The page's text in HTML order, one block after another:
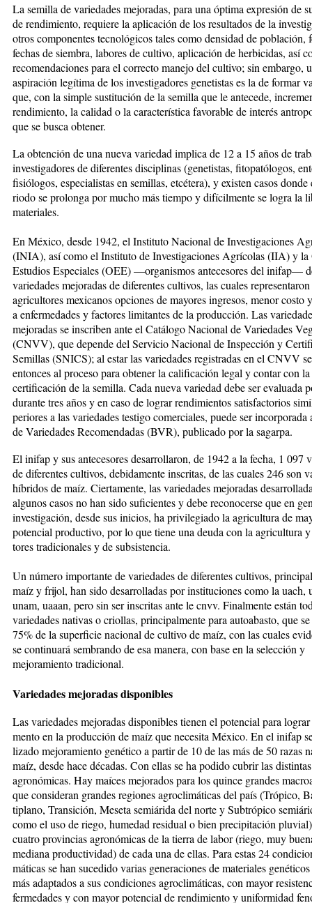
La semilla de variedades mejoradas, para una óptima ex­pre­sión de
de rendimiento, requiere la apli­cación de los resultados de la
otros com­­po­nen­tes tecnológicos tales como densidad de población,
fechas de siembra, labores de cultivo, apli­­ca­ción de herbicidas, así
recomendaciones para el co­rrec­to manejo del cultivo; sin embargo,
aspiración legítima de los investigadores genetistas es la de formar
que, con la simple sustitución de la semilla que le antecede,
rendimiento, la calidad o la carac­terística favorable de interés
que se busca obtener.
La obtención de una nueva variedad implica de 12 a 15 años de
investigadores de dife­ren­tes disciplinas (genetistas, fitopatólogos,
fisiólogos, espe­cia­listas en semillas, etcétera), y existen casos
riodo se prolonga por mucho más tiempo y difícilmente se logra la
materiales.
En México, desde 1942, el Instituto Nacional de Investi­gaciones
(INIA), así como el Instituto de Investiga­ciones Agrícolas (IIA) y la
Estudios Especiales (OEE) —organismos antecesores del inifap—
variedades mejoradas de diferentes cultivos, las cuales
agricultores mexicanos opciones de mayores ingresos, menor costo
a enfermedades y factores limitantes de la producción. Las
mejoradas se inscriben ante el Catálogo Nacional de Varie­dades
(CNVV), que depende del Servicio Nacional de Inspección y
Semillas (SNICS); al es­tar las variedades registradas en el CNVV
en­ton­ces al proceso para obtener la calificación le­gal y contar con la
certificación de la semilla. Cada nueva varie­dad debe ser evaluada
durante tres años y en caso de lograr rendimientos satisfactorios
pe­riores a las variedades testigo comerciales, puede ser
de Variedades Recomendadas (BVR), pu­blicado por la sagarpa.
El inifap y sus antecesores desarrollaron, de 1942 a la fecha, 1 097
de diferentes cultivos, debida­men­te inscritas, de las cuales 246 son
híbridos de maíz. Ciertamente, las variedades mejoradas
algunos casos no han sido suficientes y debe reconocerse que en
investigación, desde sus inicios, ha privilegiado la agricultura de
potencial productivo, por lo que tiene una deuda con la agricultura
tores tradicionales y de subsistencia.
Un número importante de variedades de diferentes cultivos,
maíz y frijol, han sido de­sa­rro­lladas por instituciones como la uach,
unam, ­uaaan, pero sin ser inscritas ante le cnvv. Finalmente es­tán
variedades nativas o criollas, principalmente ­para autoabasto, que
75% de la superficie na­cio­nal de cultivo de maíz, con las cuales
se con­tinuará sembrando de esa manera, con base en la se­lec­ción y
mejoramiento tradicional.
Variedades mejoradas disponibles
Las variedades mejoradas disponibles tienen el potencial para
men­to en la producción de maíz que necesita México. En el inifap
lizado mejoramiento genético a partir de 10 de las más de 50 razas
maíz, desde hace décadas. Con ellas se ha podido cubrir las
agronómicas. Hay maí­ces me­jorados para los quince grandes
que con­sideran grandes regiones agroclimáticas del país (Tró­pi­co,
tiplano, Transición, Meseta semiárida del nor­te y Subtrópico
como el uso de riego, hu­me­dad resi­dual o bien precipitación
cuatro pro­vincias agro­nó­micas de la tierra de la­bor (riego, muy
me­diana productivi­dad) de cada una de ellas. Para es­tas 24
máticas se han sucedido varias ge­nera­ciones de ma­te­ria­les
más adap­ta­dos a sus condi­ciones agro­cli­máticas, con mayor
fermedades y con ma­yor potencial de rendimiento y uniformidad